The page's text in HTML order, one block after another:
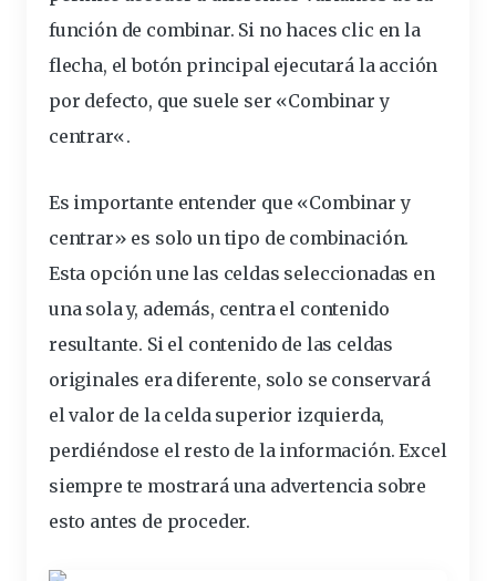
función de combinar. Si no haces clic en la
flecha, el botón principal ejecutará la acción
por defecto, que suele ser «Combinar y
centrar«.
Es importante entender que «Combinar y
centrar» es solo un tipo de combinación.
Esta opción une las celdas seleccionadas en
una sola y, además, centra el contenido
resultante. Si el contenido de las celdas
originales era diferente, solo se conservará
el valor de la celdasuperior izquierda,
perdiéndose el resto de la información. Excel
siempre te mostrará una advertencia sobre
esto antes de proceder.